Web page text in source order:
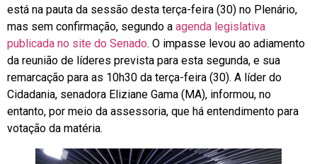
está na pauta da sessão desta terça-feira (30) no Plenário,
mas sem confirmação, segundo a agenda legislativa
publicada no site do Senado. O impasse levou ao adiamento
da reunião de líderes prevista para esta segunda, e sua
remarcação para as 10h30 da terça-feira (30). A líder do
Cidadania, senadora Eliziane Gama (MA), informou, no
entanto, por meio da assessoria, que há entendimento para
votação da matéria.